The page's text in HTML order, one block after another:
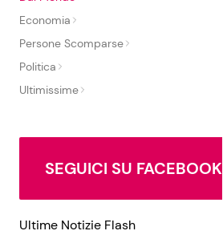
Economia
Persone Scomparse
Politica
Ultimissime
SEGUICI SU FACEBOOK
Ultime Notizie Flash